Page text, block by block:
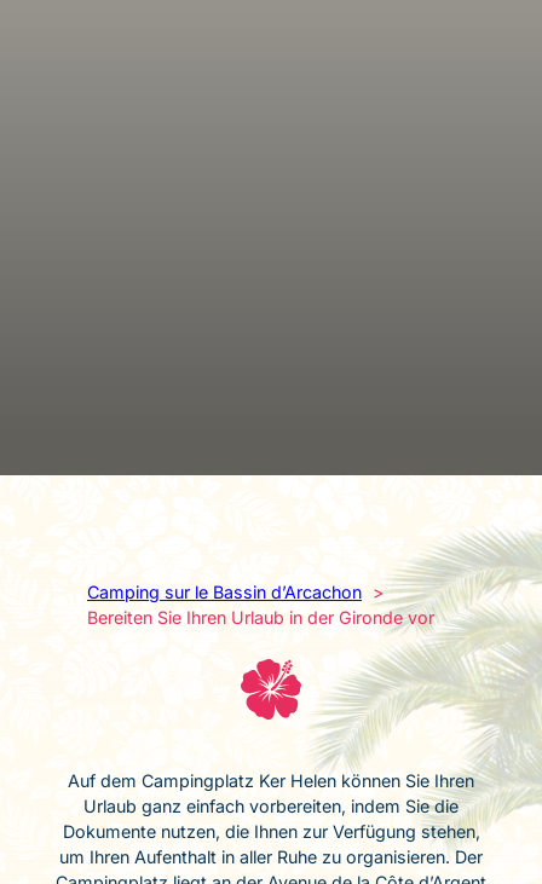
Camping sur le Bassin d’Arcachon
Bereiten Sie Ihren Urlaub in der Gironde vor
Auf dem Campingplatz Ker Helen können Sie Ihren
Urlaub ganz einfach vorbereiten, indem Sie die
Dokumente nutzen, die Ihnen zur Verfügung stehen,
um Ihren Aufenthalt in aller Ruhe zu organisieren. Der